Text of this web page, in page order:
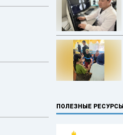
ПОЛЕЗНЫЕ РЕСУРСЫ